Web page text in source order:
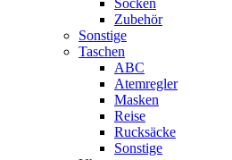
Socken
Zubehör
Sonstige
Taschen
ABC
Atemregler
Masken
Reise
Rucksäcke
Sonstige